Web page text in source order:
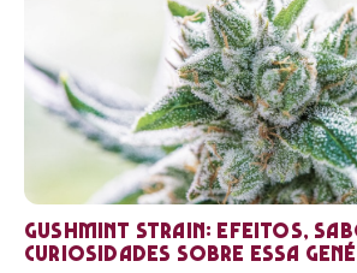
Gushmint Strain: efeitos,
curiosidades sobre essa